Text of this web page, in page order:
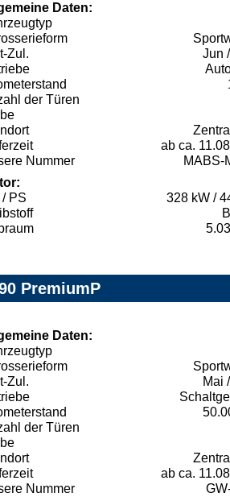
Daten:
Zul.
Jun
der Türen
ab ca.
Nummer
MABS-
/ PS
328 kW /
PremiumP
Daten:
Zul.
Mai
der Türen
ab ca.
Nummer